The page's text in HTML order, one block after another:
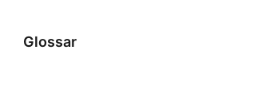
Glossar